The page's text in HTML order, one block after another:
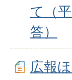
て（
答）
広報